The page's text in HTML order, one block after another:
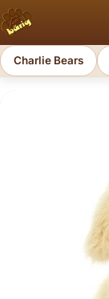
Charlie Bears